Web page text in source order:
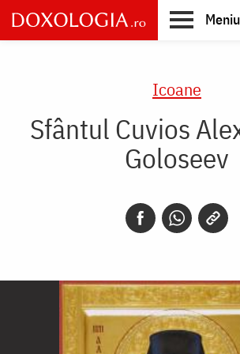
Skip
to
main
Meniu
Icoane
Sfântul Cuvios
Goloseev